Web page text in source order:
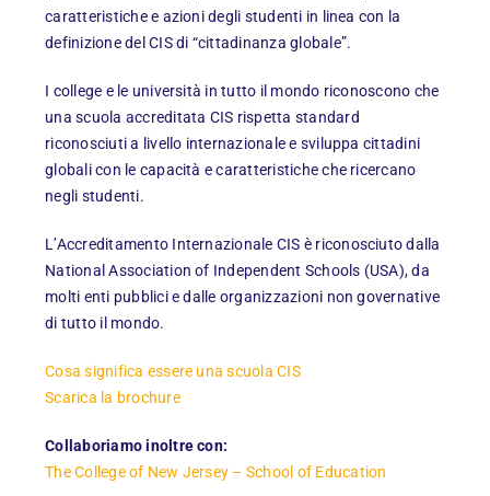
caratteristiche e azioni degli studenti in linea con la
definizione del CIS di “cittadinanza globale”.
I college e le università in tutto il mondo riconoscono che
una scuola accreditata CIS rispetta standard
riconosciuti a livello internazionale e sviluppa cittadini
globali con le capacità e caratteristiche che ricercano
negli studenti.
L’Accreditamento Internazionale CIS è riconosciuto dalla
National Association of Independent Schools (USA), da
molti enti pubblici e dalle organizzazioni non governative
di tutto il mondo.
Cosa significa essere una scuola CIS
Scarica la brochure
Collaboriamo inoltre con:
The College of New Jersey – School of Education